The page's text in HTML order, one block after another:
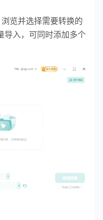
览并选择需要转换的
导入，可同时添加多个